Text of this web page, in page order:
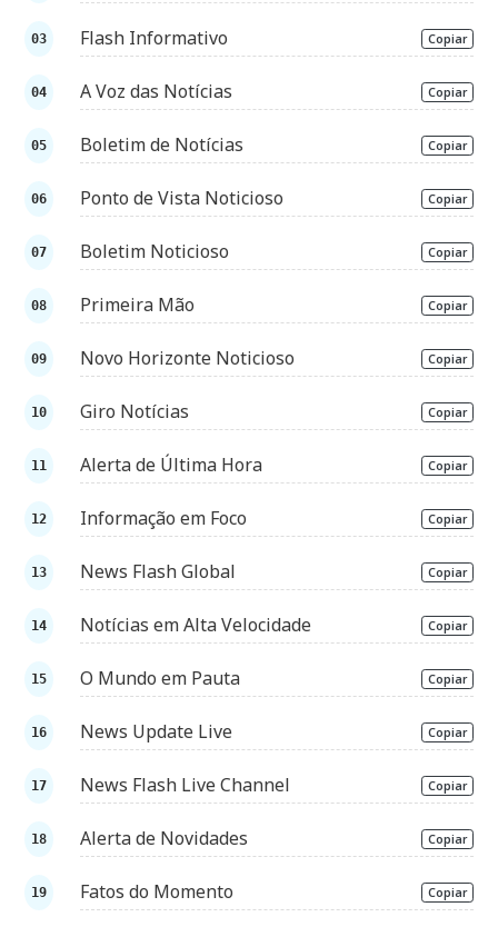
Flash Informativo Copiar
A Voz das Notícias Copiar
Boletim de Notícias Copiar
Ponto de Vista Noticioso Copiar
Boletim Noticioso Copiar
Primeira Mão Copiar
Novo Horizonte Noticioso Copiar
Giro Notícias Copiar
Alerta de Última Hora Copiar
Informação em Foco Copiar
News Flash Global Copiar
Notícias em Alta Velocidade Copiar
O Mundo em Pauta Copiar
News Update Live Copiar
News Flash Live Channel Copiar
Alerta de Novidades Copiar
Fatos do Momento Copiar